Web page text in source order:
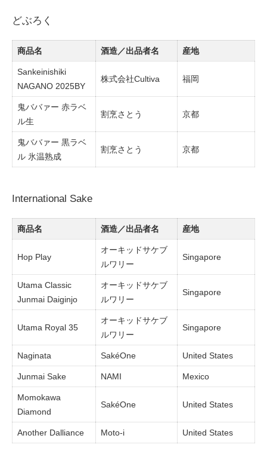
どぶろく
商品名 酒造／出品者名 産地
Sankeinishiki
NAGANO 2025BY
株式会社Cultiva 福岡
鬼ババァー 赤ラベ
ル生
割烹さとう 京都
鬼ババァー 黒ラベ
ル 氷温熟成
割烹さとう 京都
International Sake
商品名 酒造／出品者名 産地
Hop Play
オーキッドサケブ
ルワリー
Singapore
Utama Classic
Junmai Daiginjo
オーキッドサケブ
ルワリー
Singapore
Utama Royal 35
オーキッドサケブ
ルワリー
Singapore
Naginata SakéOne United States
Junmai Sake NAMI Mexico
Momokawa
Diamond
SakéOne United States
Another Dalliance Moto-i United States